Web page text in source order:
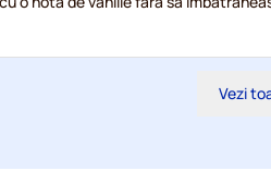
Vezi